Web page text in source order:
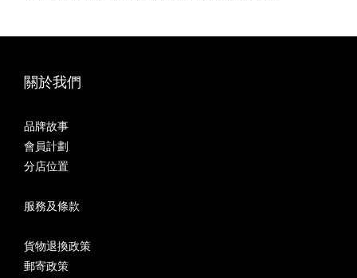
關於我們
品牌故事
會員計劃
分店位置
服務及條款
貨物退換政策
郵寄政策